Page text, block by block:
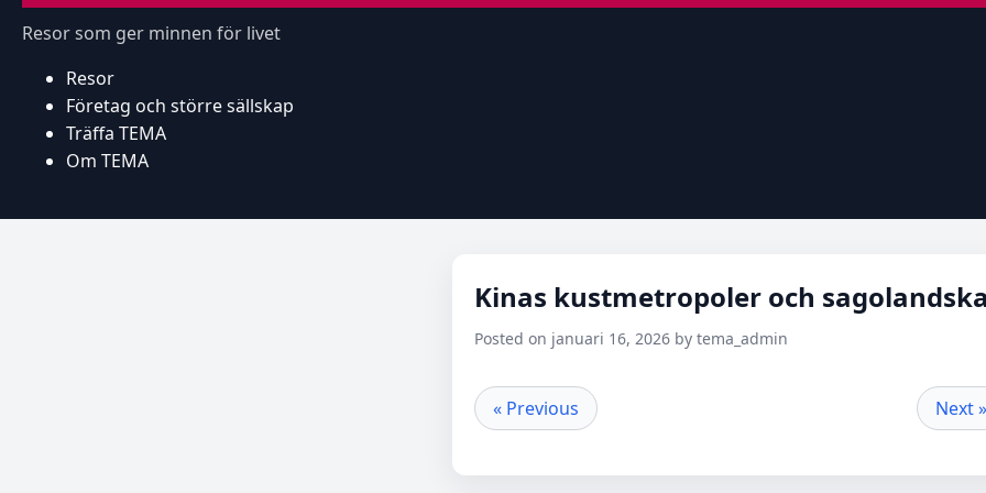
Resor som ger minnen för livet
Resor
Företag och större sällskap
Träffa TEMA
Om TEMA
Kinas kustmetropoler och
Posted on januari 16, 2026 by tema_admin
« Previous Next »